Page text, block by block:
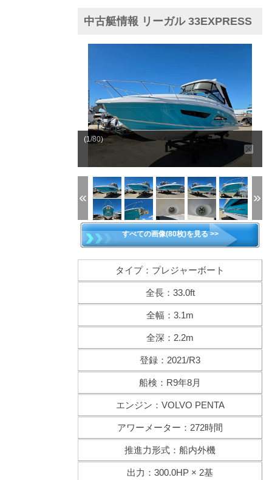
中古艇情報 リーガル 33EXPRESS
(1/80)
すべての画像(80枚)を見る >>
タイプ：プレジャーボート
全長：33.0ft
全幅：3.1m
全深：2.2m
登録：2021/R3
船検：R9年8月
エンジン：VOLVO PENTA
アワーメーター：272時間
推進力形式：船内外機
出力：300.0HP × 2基